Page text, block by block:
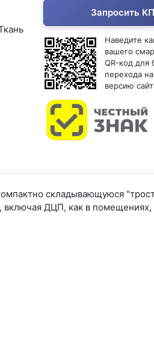
Запросить КП
Наведите
вашего
QR-код для
перехода
версию
складывающуюся
включая ДЦП, как в помещениях,